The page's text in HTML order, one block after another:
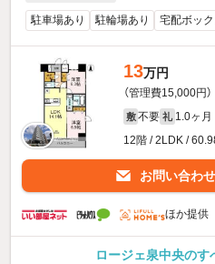
駐車場あり 駐輪場あり 宅配ボック
13万円
（管理費15,000円）
敷 不要 礼 1.0ヶ月
12階 / 2LDK /
お問い合わせ
ほか提供
ロージェ泉中央のす